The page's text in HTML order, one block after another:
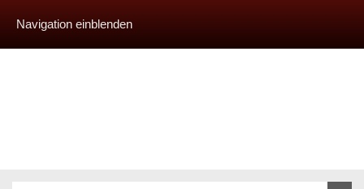
Navigation einblenden